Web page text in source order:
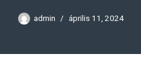
admin április 11, 2024